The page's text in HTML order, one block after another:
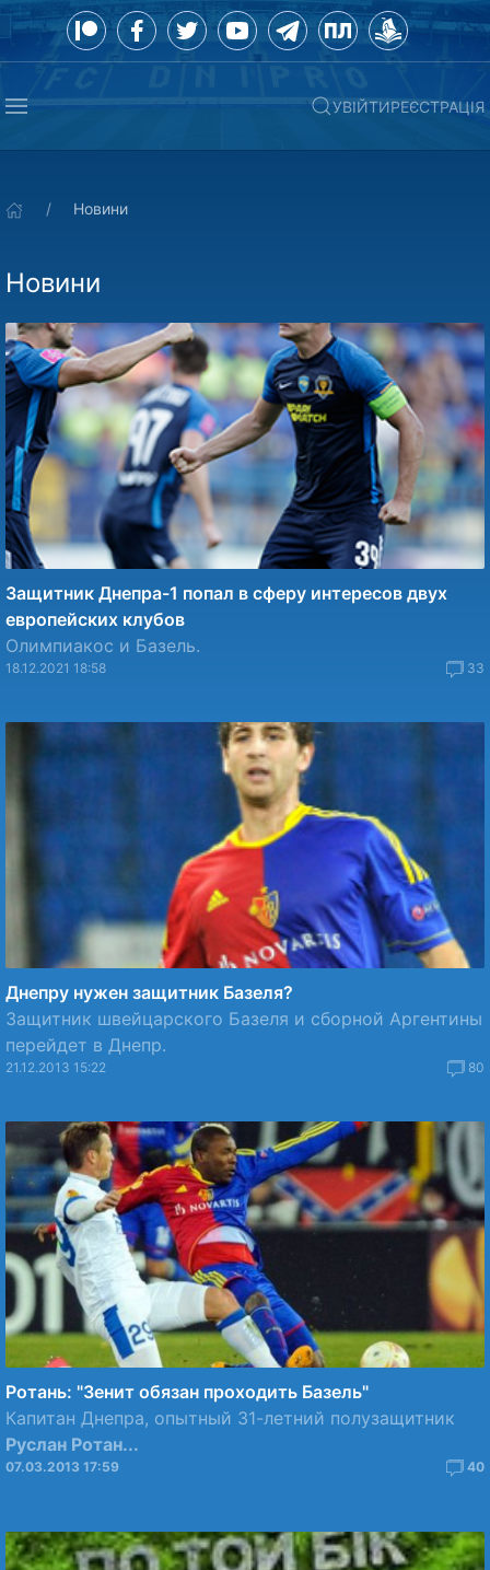
УВІЙТИРЕЄСТРАЦІЯ
Новини
Новини
Защитник Днепра-1 попал в сферу интересов двух
европейских клубов
Олимпиакос и Базель.
18.12.2021 18:58 33
Днепру нужен защитник Базеля?
Защитник швейцарского Базеля и сборной Аргентины
перейдет в Днепр.
21.12.2013 15:22 80
Ротань: "Зенит обязан проходить Базель"
Капитан Днепра, опытный 31-летний полузащитник
Руслан Ротан...
07.03.2013 17:59 40